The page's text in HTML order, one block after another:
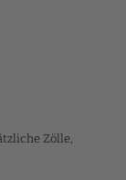
Zölle,